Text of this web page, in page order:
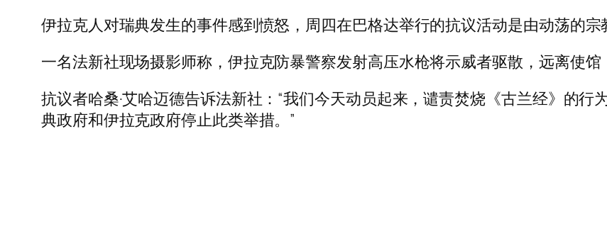
伊拉克人对瑞典发生的事件感到愤怒，周四在巴格达举行的抗议活动是由动荡的宗
一名法新社现场摄影师称，伊拉克防暴警察发射高压水枪将示威者驱散，远离使馆
抗议者哈桑·艾哈迈德告诉法新社：“我们今天动员起来，谴责焚烧《古兰经》的行
典政府和伊拉克政府停止此类举措。”